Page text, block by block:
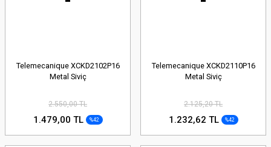
Telemecanique XCKD2102P16
Metal Siviç
2.550,00 TL
1.479,00 TL %42
Telemecanique XCKD2110P16
Metal Siviç
2.125,20 TL
1.232,62 TL %42